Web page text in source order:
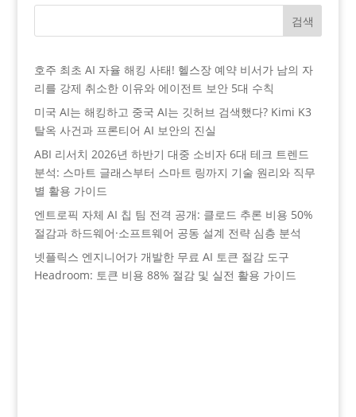
검색
호주 최초 AI 자율 해킹 사태! 헬스장 예약 비서가 남의 자
리를 강제 취소한 이유와 에이전트 보안 5대 수칙
미국 AI는 해킹하고 중국 AI는 깃허브 검색했다? Kimi K3
탈옥 사건과 프론티어 AI 보안의 진실
ABI 리서치 2026년 하반기 대중 소비자 6대 테크 트렌드
분석: 스마트 글래스부터 스마트 링까지 기술 원리와 직무
별 활용 가이드
엔트로픽 자체 AI 칩 팀 전격 공개: 클로드 추론 비용 50%
절감과 하드웨어·소프트웨어 공동 설계 전략 심층 분석
넷플릭스 엔지니어가 개발한 무료 AI 토큰 절감 도구
Headroom: 토큰 비용 88% 절감 및 실전 활용 가이드